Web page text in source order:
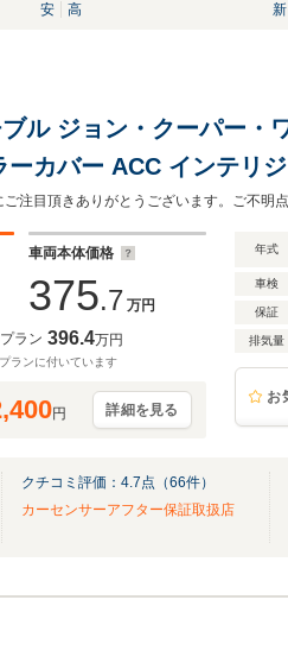
安
高
新
ル ジョン・クーパー・
ーカバー ACC インテリ
ト LEDヘッドライト オ
ス 赤ブレーキキャリパ
車両本体価格
375.7 万円
プラン 396.4万円
ランに付いています
円 詳細を見る
年式
車検
保証
排気量
お
クチコミ評価： 4.7点（66件）
カーセンサーアフター保証取扱店